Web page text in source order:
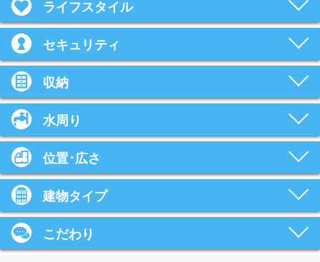
ライフスタイル
セキュリティ
収納
水周り
位置･広さ
建物タイプ
こだわり